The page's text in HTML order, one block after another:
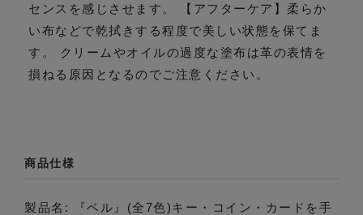
センスを感じさせます。 【アフターケア】柔らか
い布などで乾拭きする程度で美しい状態を保てま
す。 クリームやオイルの過度な塗布は革の表情を
損ねる原因となるのでご注意ください。
商品仕様
製品名: 『ベル』(全7色)キー・コイン・カードを手